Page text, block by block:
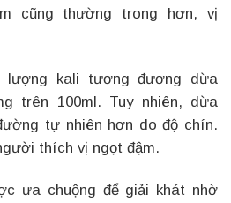
cũng thường trong hơn, vị
lượng kali tương đương dừa
trên 100ml. Tuy nhiên, dừa
tự nhiên hơn do độ chín.
thích vị ngọt đậm.
ưa chuộng để giải khát nhờ